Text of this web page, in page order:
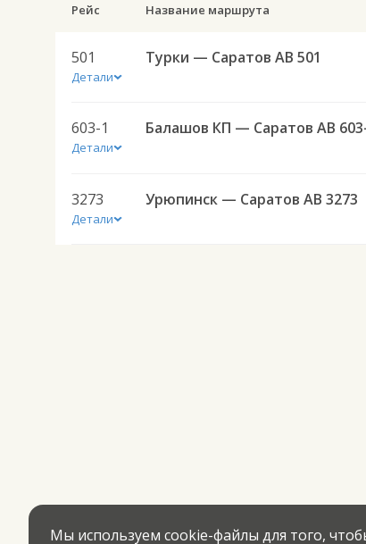
Рейс Название маршрута
501
Детали
Турки — Саратов АВ 501
603-1
Детали
Балашов КП — Саратов АВ
3273
Детали
Урюпинск — Саратов АВ 3273
Мы используем cookie-файлы для того,